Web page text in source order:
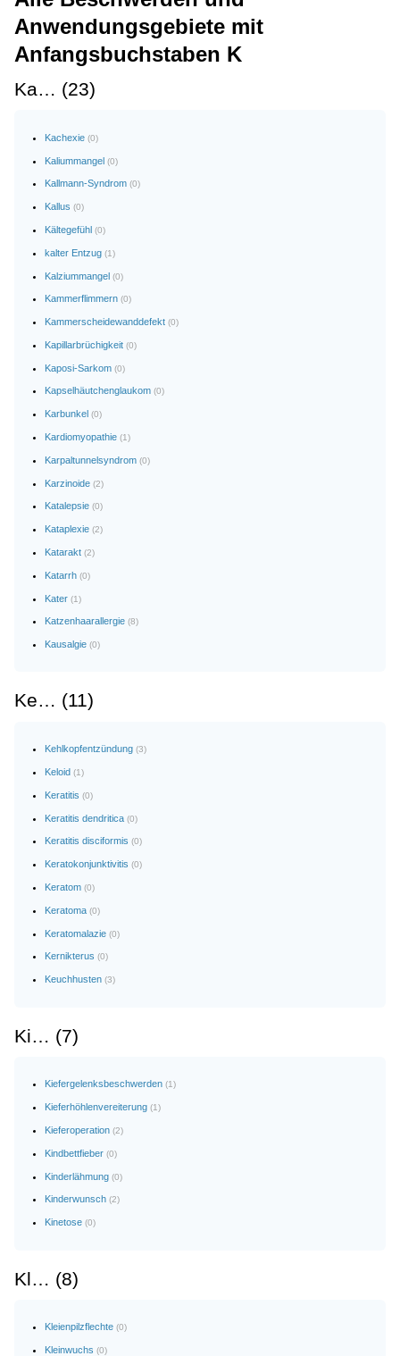
Anwendungsgebiete mit
Anfangsbuchstaben K
Ka… (23)
Kachexie (0)
Kaliummangel (0)
Kallmann-Syndrom (0)
Kallus (0)
Kältegefühl (0)
kalter Entzug (1)
Kalziummangel (0)
Kammerflimmern (0)
Kammerscheidewanddefekt (0)
Kapillarbrüchigkeit (0)
Kaposi-Sarkom (0)
Kapselhäutchenglaukom (0)
Karbunkel (0)
Kardiomyopathie (1)
Karpaltunnelsyndrom (0)
Karzinoide (2)
Katalepsie (0)
Kataplexie (2)
Katarakt (2)
Katarrh (0)
Kater (1)
Katzenhaarallergie (8)
Kausalgie (0)
Ke… (11)
Kehlkopfentzündung (3)
Keloid (1)
Keratitis (0)
Keratitis dendritica (0)
Keratitis disciformis (0)
Keratokonjunktivitis (0)
Keratom (0)
Keratoma (0)
Keratomalazie (0)
Kernikterus (0)
Keuchhusten (3)
Ki… (7)
Kiefergelenksbeschwerden (1)
Kieferhöhlenvereiterung (1)
Kieferoperation (2)
Kindbettfieber (0)
Kinderlähmung (0)
Kinderwunsch (2)
Kinetose (0)
Kl… (8)
Kleienpilzflechte (0)
Kleinwuchs (0)